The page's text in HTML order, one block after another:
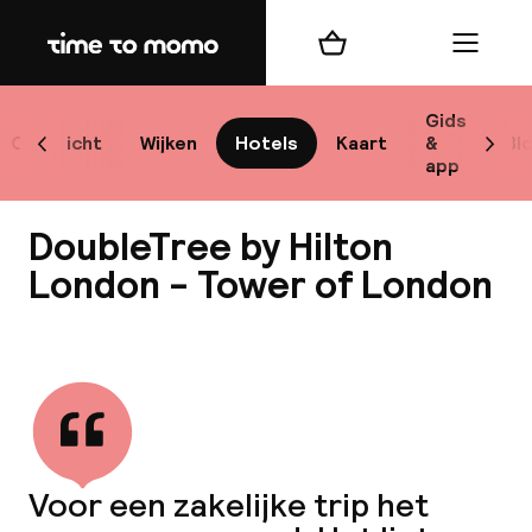
Home
Overzicht Wijken Hotels Kaart
Gids
&
app
Scroll naar links
Winkelmand Menu
DoubleTree by Hilton
London - Tower of London
Voor een zakelijke trip het